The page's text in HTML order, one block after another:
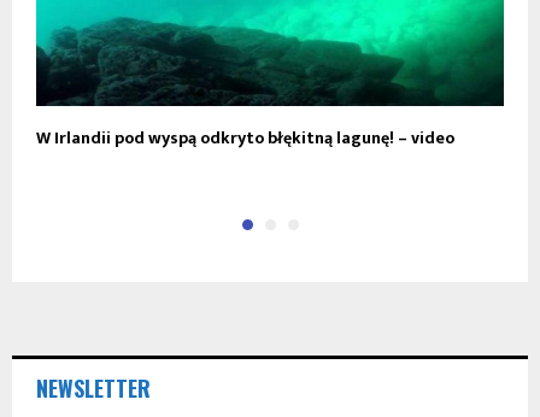
W Irlandii pod wyspą odkryto błękitną lagunę! – video
NEWSLETTER